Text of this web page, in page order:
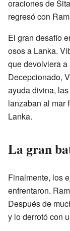
oraciones de
regresó con
El gran desafío
osos a Lanka.
que devolviera
Decepcionado,
ayuda divina,
lanzaban al mar
Lanka.
La gran
Finalmente, los
enfrentaron.
Después de
y lo derrotó con